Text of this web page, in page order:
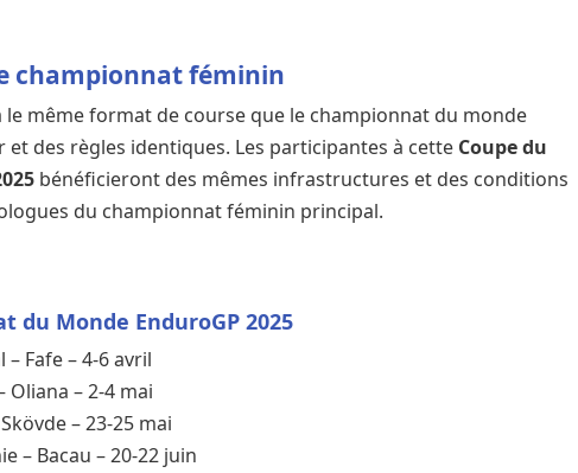
championnat féminin
même format de course que le championnat du monde
et des règles identiques. Les participantes à cette Coupe du
bénéficieront des mêmes infrastructures et des conditions
du championnat féminin principal.
du Monde EnduroGP 2025
Fafe – 4-6 avril
Oliana – 2-4 mai
– 23-25 mai
– Bacau – 20-22 juin